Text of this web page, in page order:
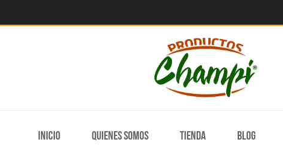
Inicio Quienes somos Tienda Blog